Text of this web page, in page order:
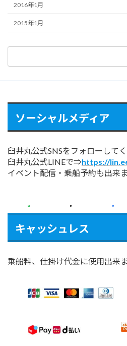
2016年1月
2015年1月
ソーシャルメディア
臼井丸公式SNSをフォローしてく
臼井丸公式LINEで⇒https://
イベント配信・乗船予約も出来
キャッシュレス
乗船料、仕掛け代金に使用出来ま